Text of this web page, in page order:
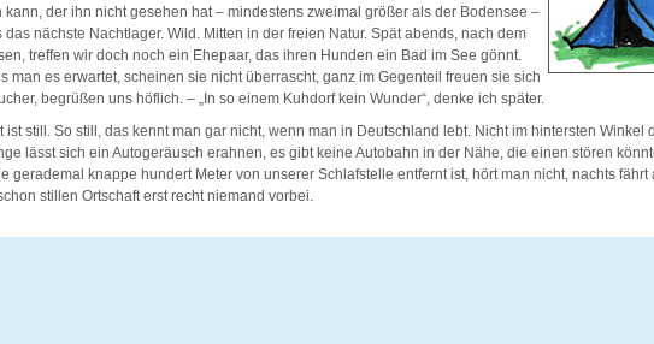
kann, der ihn nicht gesehen hat – mindestens zweimal größer als der Bodensee –
das nächste Nachtlager. Wild. Mitten in der freien Natur. Spät abends, nach dem
treffen wir doch noch ein Ehepaar, das ihren Hunden ein Bad im See gönnt.
man es erwartet, scheinen sie nicht überrascht, ganz im Gegenteil freuen sie sich
begrüßen uns höflich. – „In so einem Kuhdorf kein Wunder“, denke ich später.
ist still. So still, das kennt man gar nicht, wenn man in Deutschland lebt. Nicht im hintersten Winkel
lässt sich ein Autogeräusch erahnen, es gibt keine Autobahn in der Nähe, die einen stören
gerademal knappe hundert Meter von unserer Schlafstelle entfernt ist, hört man nicht, nachts fährt
stillen Ortschaft erst recht niemand vorbei.